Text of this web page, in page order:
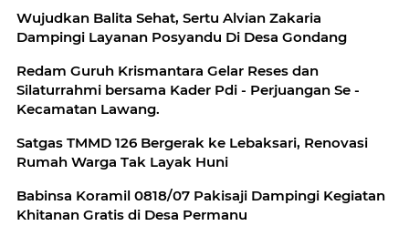
Wujudkan Balita Sehat, Sertu Alvian Zakaria
Dampingi Layanan Posyandu Di Desa Gondang
Redam Guruh Krismantara Gelar Reses dan
Silaturrahmi bersama Kader Pdi - Perjuangan Se -
Kecamatan Lawang.
Satgas TMMD 126 Bergerak ke Lebaksari, Renovasi
Rumah Warga Tak Layak Huni
Babinsa Koramil 0818/07 Pakisaji Dampingi Kegiatan
Khitanan Gratis di Desa Permanu